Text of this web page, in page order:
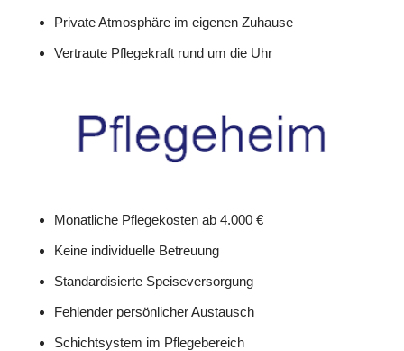
Private Atmosphäre im eigenen Zuhause
Vertraute Pflegekraft rund um die Uhr
Monatliche Pflegekosten ab 4.000 €
Keine individuelle Betreuung
Standardisierte Speiseversorgung
Fehlender persönlicher Austausch
Schichtsystem im Pflegebereich